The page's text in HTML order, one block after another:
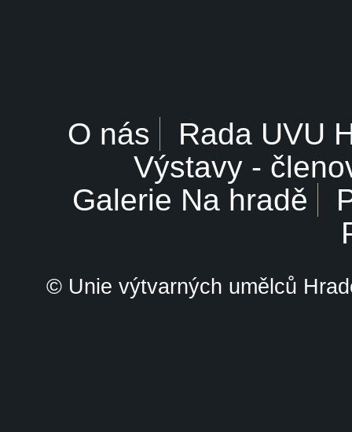
O nás
Rada UVU
Výstavy -
Galerie Na hradě
© Unie výtvarných umělců